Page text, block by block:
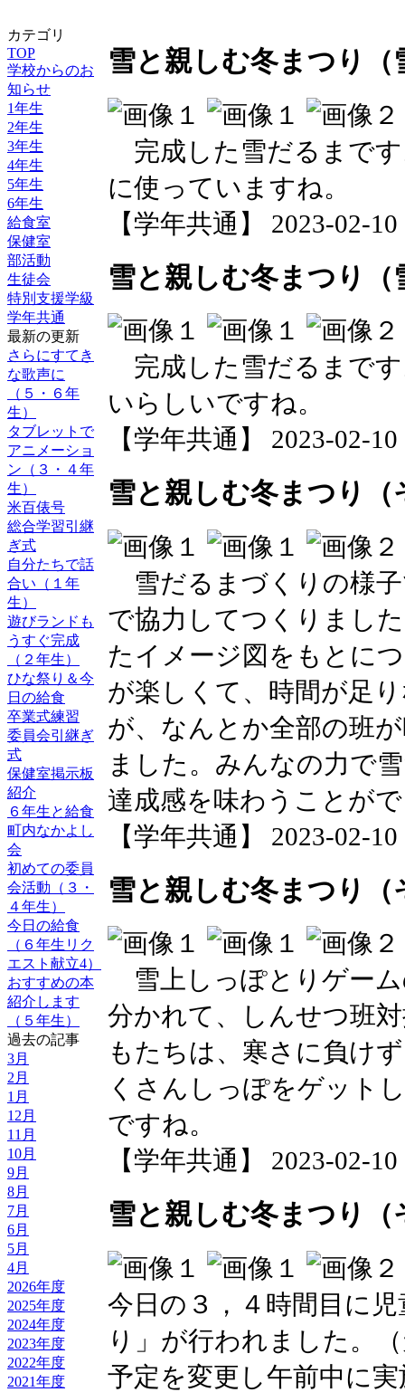
カテゴリ
TOP
学校からのお
知らせ
1年生
2年生
3年生
4年生
5年生
6年生
給食室
保健室
部活動
生徒会
特別支援学級
学年共通
最新の更新
さらにすてき
な歌声に
（５・６年
生）
タブレットで
アニメーショ
ン（３・４年
生）
米百俵号
総合学習引継
ぎ式
自分たちで話
合い（１年
生）
遊びランドも
うすぐ完成
（２年生）
ひな祭り＆今
日の給食
卒業式練習
委員会引継ぎ
式
保健室掲示板
紹介
６年生と給食
町内なかよし
会
初めての委員
会活動（３・
４年生）
今日の給食
（６年生リク
エスト献立4）
おすすめの本
紹介します
（５年生）
過去の記事
3月
2月
1月
12月
11月
10月
9月
8月
7月
6月
5月
4月
2026年度
2025年度
2024年度
2023年度
2022年度
2021年度
雪と親しむ冬まつり
完成した雪だるまです
に使っていますね。
【学年共通】 2023-02-
雪と親しむ冬まつり
完成した雪だるまで
いらしいですね。
【学年共通】 2023-02-
雪と親しむ冬まつり（
雪だるまづくりの様
で協力してつくりまし
たイメージ図をもとに
が楽しくて、時間が足
が、なんとか全部の班
ました。みんなの力で
達成感を味わうことが
【学年共通】 2023-02-
雪と親しむ冬まつり（
雪上しっぽとりゲーム
分かれて、しんせつ班
もたちは、寒さに負け
くさんしっぽをゲット
ですね。
【学年共通】 2023-02-
雪と親しむ冬まつり（
今日の３，４時間目に
り」が行われました。
予定を変更し午前中に